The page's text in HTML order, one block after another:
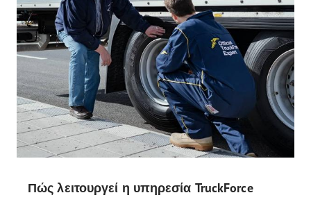
Πώς λειτουργεί η υπηρεσία TruckForce